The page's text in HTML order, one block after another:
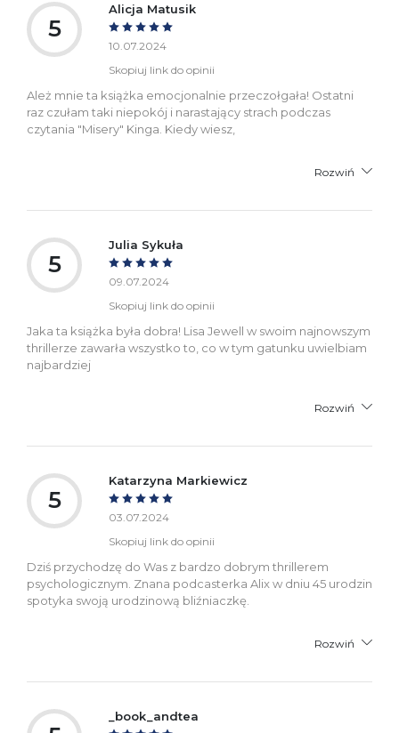
5
Alicja Matusik
10.07.2024
Skopiuj link do opinii
Ależ mnie ta książka emocjonalnie przeczołgała! Ostatni
raz czułam taki niepokój i narastający strach podczas
czytania "Misery" Kinga. Kiedy wiesz,
Rozwiń
5
Julia Sykuła
09.07.2024
Skopiuj link do opinii
Jaka ta książka była dobra! Lisa Jewell w swoim najnowszym
thrillerze zawarła wszystko to, co w tym gatunku uwielbiam
najbardziej
Rozwiń
5
Katarzyna Markiewicz
03.07.2024
Skopiuj link do opinii
Dziś przychodzę do Was z bardzo dobrym thrillerem
psychologicznym. Znana podcasterka Alix w dniu 45 urodzin
spotyka swoją urodzinową bliźniaczkę.
Rozwiń
_book_andtea